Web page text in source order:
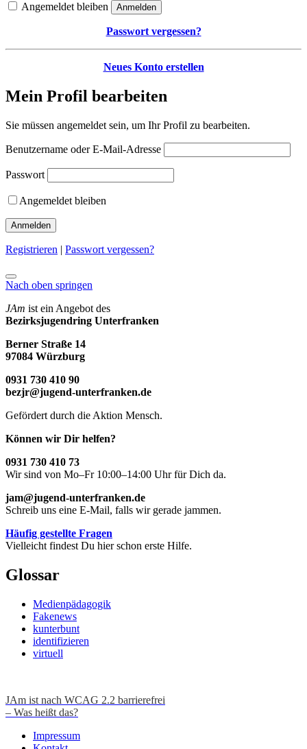
Angemeldet bleiben
Anmelden
Passwort vergessen?
Neues Konto erstellen
Mein Profil bearbeiten
Sie müssen angemeldet sein, um Ihr Profil zu bearbeiten.
Benutzername oder E-Mail-Adresse
Passwort
Angemeldet bleiben
Registrieren | Passwort vergessen?
Nach oben springen
JAm ist ein Angebot des
Bezirksjugendring Unterfranken
Berner Straße 14
97084 Würzburg
0931 730 410 90
bezjr@jugend-unterfranken.de
Gefördert durch die Aktion Mensch.
Können wir Dir helfen?
0931 730 410 73
Wir sind von Mo–Fr 10:00–14:00 Uhr für Dich da.
jam@jugend-unterfranken.de
Schreib uns eine E-Mail, falls wir gerade jammen.
Häufig gestellte Fragen
Vielleicht findest Du hier schon erste Hilfe.
Glossar
Medienpädagogik
Fakenews
kunterbunt
identifizieren
virtuell
JAm ist nach WCAG 2.2 barrierefrei
– Was heißt das?
Impressum